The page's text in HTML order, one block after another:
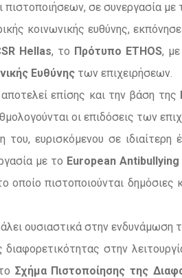
σε συνεργασία με
κοινωνικής ευθύνης,
Hellas, το Πρότυπο ETHOS,
Ευθύνης των επιχειρήσεων.
επίσης και την βάση της
οι επιδόσεις των
του, ευρισκόμενου σε
με το European
οποίο πιστοποιούνται δημόσιες
ουσιαστικά στην ενδυνάμωση
στην
Σχήμα Πιστοποίησης της